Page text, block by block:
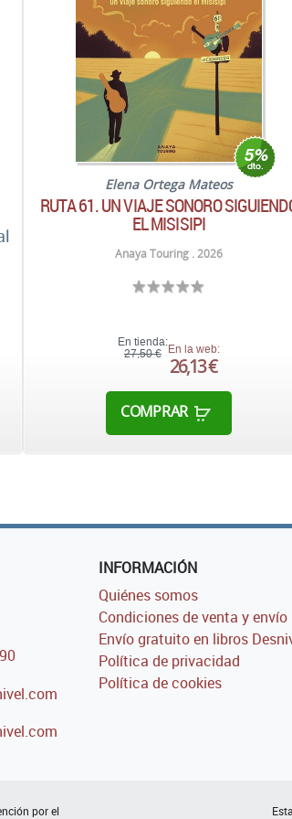
Elena Ortega Mateos
RUTA 61. UN VIAJE SONORO
EL MISISIPI
Anaya Touring . 2026
En tienda:
27,50 € En la web:
26,13 €
COMPRAR
INFORMACIÓN
Quiénes somos
Condiciones de venta y envío
Envío gratuito en libros
Política de privacidad
Política de cookies
por el